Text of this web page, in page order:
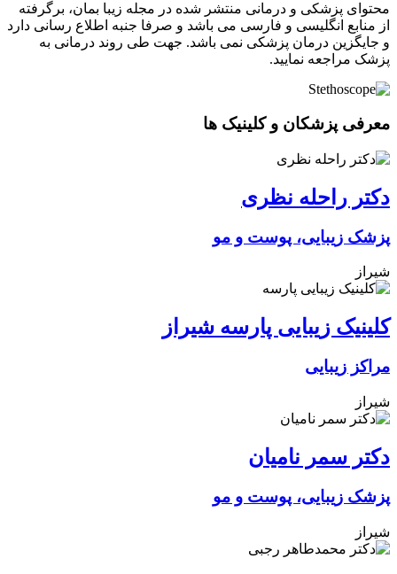
محتوای پزشکی و درمانی منتشر شده در مجله زیبا بمان، برگرفته
از منابع انگلیسی و فارسی می باشد و صرفا جنبه اطلاع رسانی دارد
و جایگزین درمان پزشکی نمی باشد. جهت طی روند درمانی به
پزشک مراجعه نمایید.
معرفی پزشکان و کلینیک ها
دکتر راحله نظری
پزشک زیبایی، پوست و مو
شیراز
کلینیک زیبایی پارسه شیراز
مراکز زیبایی
شیراز
دکتر سمر نامیان
پزشک زیبایی، پوست و مو
شیراز